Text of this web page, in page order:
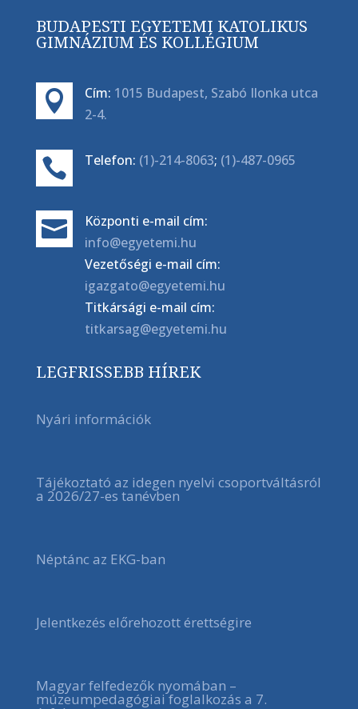
BUDAPESTI EGYETEMI KATOLIKUS
GIMNÁZIUM ÉS KOLLÉGIUM
 Cím: 1015 Budapest, Szabó Ilonka utca
2-4.
 Telefon: (1)-214-8063; (1)-487-0965

Központi e-mail cím:
info@egyetemi.hu
Vezetőségi e-mail cím:
igazgato@egyetemi.hu
Titkársági e-mail cím:
titkarsag@egyetemi.hu
LEGFRISSEBB HÍREK
Nyári információk
Tájékoztató az idegen nyelvi csoportváltásról
a 2026/27-es tanévben
Néptánc az EKG-ban
Jelentkezés előrehozott érettségire
Magyar felfedezők nyomában –
múzeumpedagógiai foglalkozás a 7.